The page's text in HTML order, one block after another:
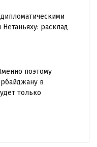
расклад
поэтому
в
только